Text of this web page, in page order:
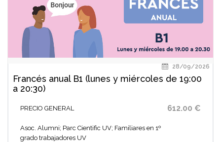
28/09/2026
Francés anual B1 (lunes y miércoles de 19:00
a 20:30)
PRECIO GENERAL 612.00 €
Asoc. Alumni; Parc Cientific UV; Familiares en 1º
grado trabajadores UV